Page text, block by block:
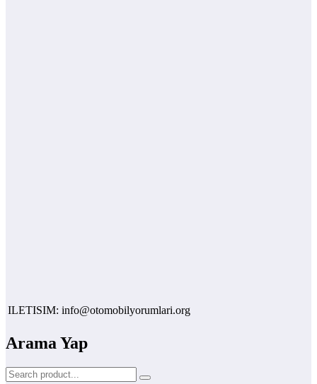
info@otomobilyorumlari.org
Arama Yap